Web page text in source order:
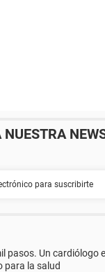
NUESTRA
pasos. Un cardiólogo
para la salud